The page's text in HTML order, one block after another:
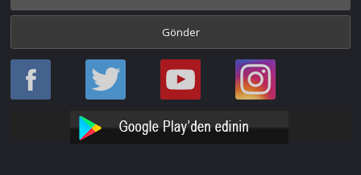
Haber
Oku
Haber
Oku
Bir
Haber
YouTube
Bir
Haber
Instagram